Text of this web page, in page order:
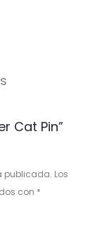
Cat Pin”
publicada. Los
con *